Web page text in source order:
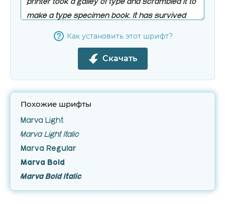
Как установить этот шрифт?
Скачать
Похожие шрифты
Marva Light
Marva Light Italic
Marva Regular
Marva Bold
Marva Bold Italic